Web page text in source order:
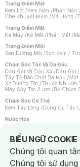
Trang Điểm Mặt
Kem Lót /Kem Nền /Phấn Nền /
Che Khuyết Điểm /Má Hồng /
Trang Điểm Mắt
Kẻ Mày /Kẻ Mắt /Phấn Mắt /
Trang Điểm Môi
Son Dưỡng Môi /Son Kem /
Chăm Sóc Tóc Và Da Đầu
Dầu Gội Và Dầu Xả /Dầu Gội /
Tẩy Tế Bào Chết Da Đầu /Mặt
Xịt Dưỡng Tóc /Thuốc Nhuộm
Máy Sấy Tóc /Lược /Bộ Chăm
Chăm Sóc Cơ Thể
Kem Tẩy Lông /Dụng Cụ Tẩy
Nước Hoa
Nước Hoa Nữ
Chăm Sóc Cá Nhân
Chống Muỗi /Khẩu Trang /
Sản Phẩm Chăm Sóc Khác /
Hỗ Trợ Trắng Răng/Kem
BIỂU NGỮ COOKIE
Notice about cookies
Chúng tôi quan
Chúng tôi sử